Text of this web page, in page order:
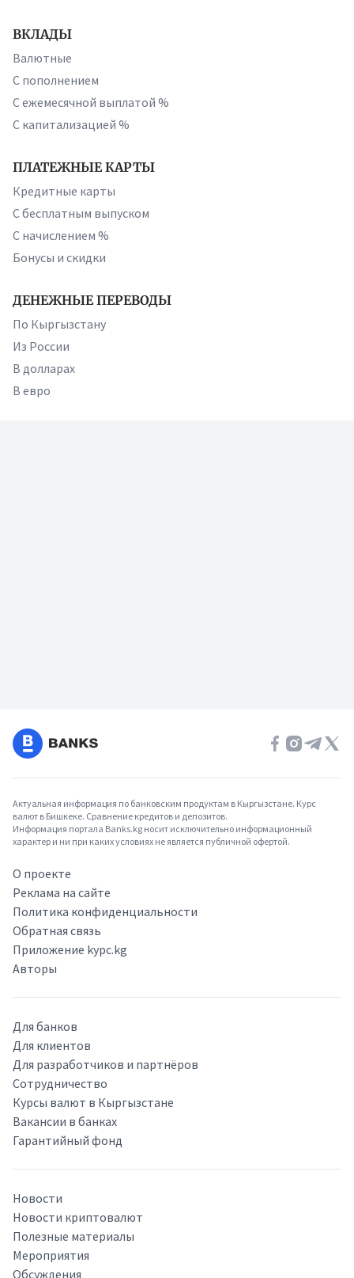
ВКЛАДЫ
Валютные
С пополнением
С ежемесячной выплатой %
С капитализацией %
ПЛАТЕЖНЫЕ КАРТЫ
Кредитные карты
С бесплатным выпуском
С начислением %
Бонусы и скидки
ДЕНЕЖНЫЕ ПЕРЕВОДЫ
По Кыргызстану
Из России
В долларах
В евро
Актуальная информация по банковским продуктам в Кыргызстане. Курс
валют в Бишкеке. Сравнение кредитов и депозитов.
Информация портала Banks.kg носит исключительно информационный
характер и ни при каких условиях не является публичной офертой.
О проекте
Реклама на сайте
Политика конфиденциальности
Обратная связь
Приложение kypc.kg
Авторы
Для банков
Для клиентов
Для разработчиков и партнёров
Сотрудничество
Курсы валют в Кыргызстане
Вакансии в банках
Гарантийный фонд
Новости
Новости криптовалют
Полезные материалы
Мероприятия
Обсуждения